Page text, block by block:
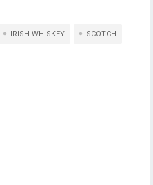
IRISH WHISKEY SCOTCH